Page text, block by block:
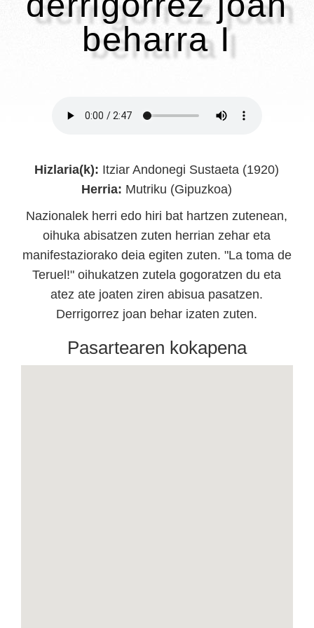
beharra I
Hizlaria(k): Itziar Andonegi Sustaeta (1920)
Herria: Mutriku (Gipuzkoa)
Nazionalek herri edo hiri bat hartzen zutenean,
oihuka abisatzen zuten herrian zehar eta
manifestaziorako deia egiten zuten. "La toma de
Teruel!" oihukatzen zutela gogoratzen du eta
atez ate joaten ziren abisua pasatzen.
Derrigorrez joan behar izaten zuten.
Pasartearen kokapena